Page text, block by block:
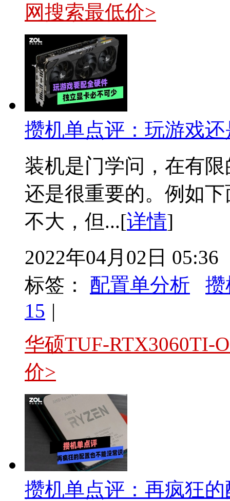
网搜索最低价>
攒机单点评：玩游戏
装机是门学问，在有
还是很重要的。例如
不大，但...[详情]
2022年04月02日 05:36
标签：
配置单分析
攒
15 |
华硕TUF-RTX3060TI-
价>
攒机单点评：再疯狂